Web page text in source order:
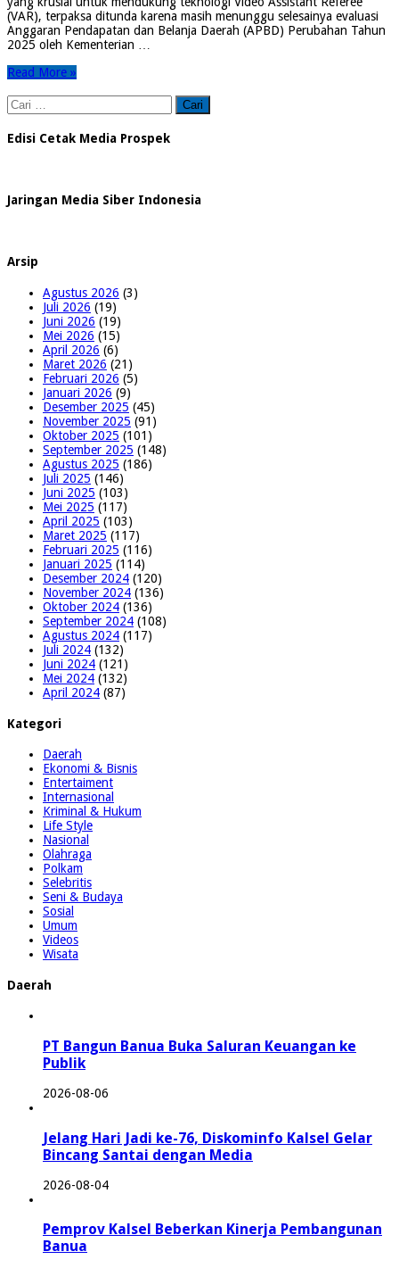
(VAR), terpaksa ditunda karena masih menunggu selesainya evaluasi
Anggaran Pendapatan dan Belanja Daerah (APBD) Perubahan Tahun
2025 oleh Kementerian …
Read More »
Cari
untuk:
Edisi Cetak Media Prospek
Jaringan Media Siber Indonesia
Arsip
Agustus 2026 (3)
Juli 2026 (19)
Juni 2026 (19)
Mei 2026 (15)
April 2026 (6)
Maret 2026 (21)
Februari 2026 (5)
Januari 2026 (9)
Desember 2025 (45)
November 2025 (91)
Oktober 2025 (101)
September 2025 (148)
Agustus 2025 (186)
Juli 2025 (146)
Juni 2025 (103)
Mei 2025 (117)
April 2025 (103)
Maret 2025 (117)
Februari 2025 (116)
Januari 2025 (114)
Desember 2024 (120)
November 2024 (136)
Oktober 2024 (136)
September 2024 (108)
Agustus 2024 (117)
Juli 2024 (132)
Juni 2024 (121)
Mei 2024 (132)
April 2024 (87)
Kategori
Daerah
Ekonomi & Bisnis
Entertaiment
Internasional
Kriminal & Hukum
Life Style
Nasional
Olahraga
Polkam
Selebritis
Seni & Budaya
Sosial
Umum
Videos
Wisata
Daerah
PT Bangun Banua Buka Saluran Keuangan ke
Publik
2026-08-06
Jelang Hari Jadi ke-76, Diskominfo Kalsel Gelar
Bincang Santai dengan Media
2026-08-04
Pemprov Kalsel Beberkan Kinerja Pembangunan
Banua